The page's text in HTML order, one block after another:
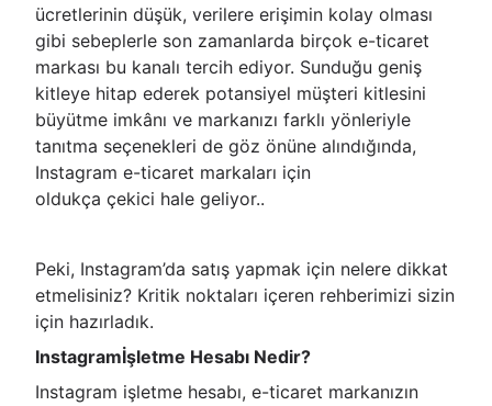
ücretlerinin düşük, verilere erişimin kolay olması
gibi sebeplerle son zamanlarda birçok e-ticaret
markası bu kanalı tercih ediyor. Sunduğu geniş
kitleye hitap ederek potansiyel müşteri kitlesini
büyütme imkânı ve markanızı farklı yönleriyle
tanıtma seçenekleri de göz önüne alındığında,
Instagram e-ticaret markaları için
oldukça çekici hale geliyor..
Peki, Instagram’da satış yapmak için nelere dikkat
etmelisiniz? Kritik noktaları içeren rehberimizi sizin
için hazırladık.
Instagramİşletme Hesabı Nedir?
Instagram işletme hesabı, e-ticaret markanızın